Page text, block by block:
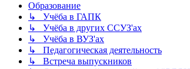
Образование
↳ Учёба в ГАПК
↳ Учёба в других ССУЗ'ах
↳ Учёба в ВУЗ'ах
↳ Педагогическая деятельность
↳ Встреча выпускников